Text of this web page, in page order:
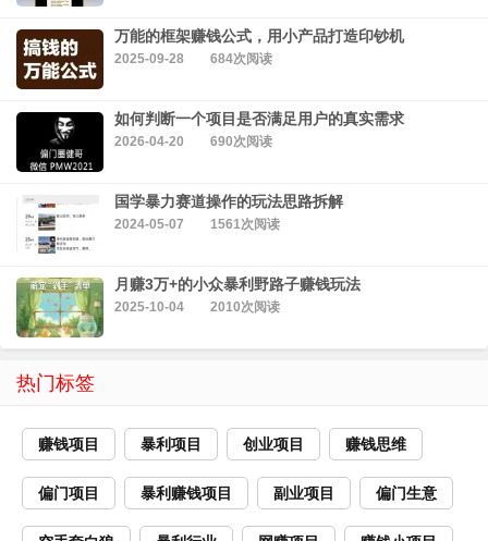
万能的框架赚钱公式，用小产品打造印钞机
2025-09-28 684次阅读
如何判断一个项目是否满足用户的真实需求
2026-04-20 690次阅读
国学暴力赛道操作的玩法思路拆解
2024-05-07 1561次阅读
月赚3万+的小众暴利野路子赚钱玩法
2025-10-04 2010次阅读
热门标签
赚钱项目 暴利项目 创业项目 赚钱思维
偏门项目 暴利赚钱项目 副业项目 偏门生意